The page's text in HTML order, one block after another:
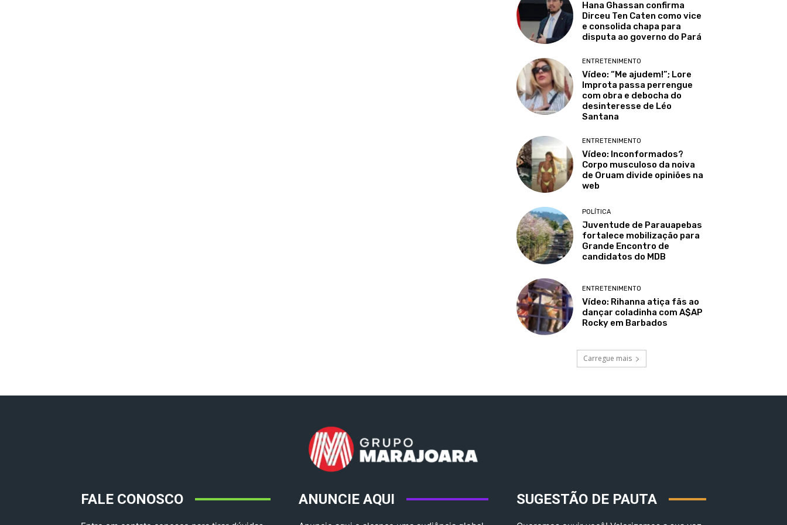
Hana Ghassan confirma
Dirceu Ten Caten como vice
e consolida chapa para
disputa ao governo do Pará
ENTRETENIMENTO
Vídeo: “Me ajudem!”; Lore
Improta passa perrengue
com obra e debocha do
desinteresse de Léo
Santana
ENTRETENIMENTO
Vídeo: Inconformados?
Corpo musculoso da noiva
de Oruam divide opiniões na
web
POLÍTICA
Juventude de Parauapebas
fortalece mobilização para
Grande Encontro de
candidatos do MDB
ENTRETENIMENTO
Vídeo: Rihanna atiça fãs ao
dançar coladinha com A$AP
Rocky em Barbados
Carregue mais
FALE CONOSCO ANUNCIE AQUI SUGESTÃO DE PAUTA